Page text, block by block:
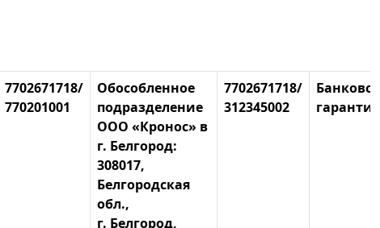
7702671718/
770201001
Обособленное
подразделение
ООО «Кронос» в
г. Белгород:
308017,
Белгородская
обл.,
г. Белгород,
7702671718/
312345002
гарантия